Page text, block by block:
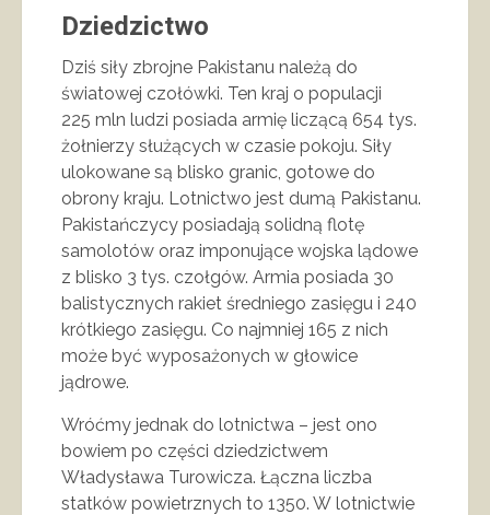
Dziedzictwo
Dziś siły zbrojne Pakistanu należą do
światowej czołówki. Ten kraj o populacji
225 mln ludzi posiada armię liczącą 654 tys.
żołnierzy służących w czasie pokoju. Siły
ulokowane są blisko granic, gotowe do
obrony kraju. Lotnictwo jest dumą Pakistanu.
Pakistańczycy posiadają solidną flotę
samolotów oraz imponujące wojska lądowe
z blisko 3 tys. czołgów. Armia posiada 30
balistycznych rakiet średniego zasięgu i 240
krótkiego zasięgu. Co najmniej 165 z nich
może być wyposażonych w głowice
jądrowe.
Wróćmy jednak do lotnictwa – jest ono
bowiem po części dziedzictwem
Władysława Turowicza. Łączna liczba
statków powietrznych to 1350. W lotnictwie